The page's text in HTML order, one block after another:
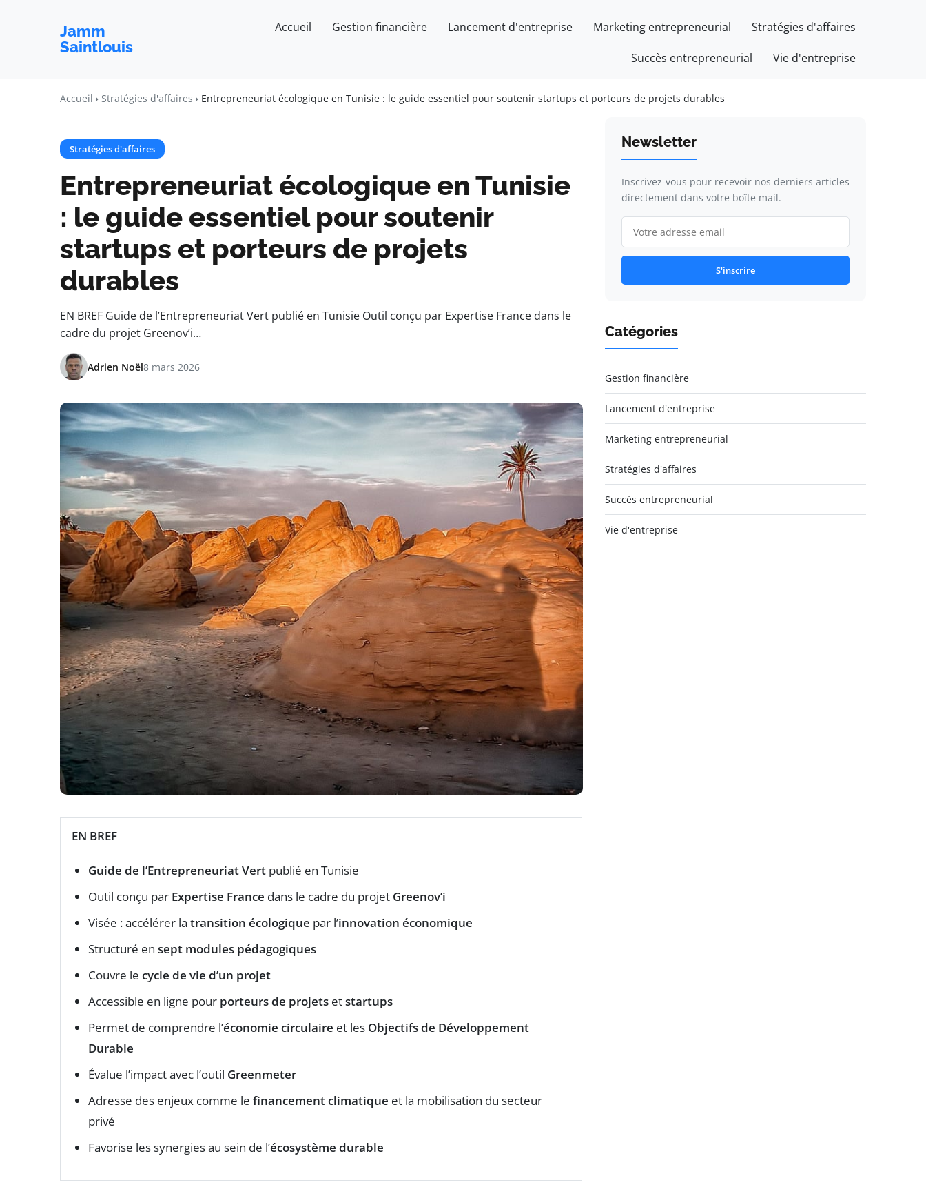
Jamm
Saintlouis
Accueil Gestion financière Lancement d'entreprise Marketing entrepreneurial Stratégies d'affaires
Succès entrepreneurial Vie d'entreprise
Accueil Stratégies d'affaires Entrepreneuriat écologique en Tunisie : le guide essentiel pour soutenir startups et porteurs de projets durables
Stratégies d'affaires
Entrepreneuriat écologique en Tunisie
: le guide essentiel pour soutenir
startups et porteurs de projets
durables
EN BREF Guide de l’Entrepreneuriat Vert publié en Tunisie Outil conçu par Expertise France dans le
cadre du projet Greenov’i…
Adrien Noël8 mars 2026
EN BREF
Guide de l’Entrepreneuriat Vert publié en Tunisie
Outil conçu par Expertise France dans le cadre du projet Greenov’i
Visée : accélérer la transition écologique par l’innovation économique
Structuré en sept modules pédagogiques
Couvre le cycle de vie d’un projet
Accessible en ligne pour porteurs de projets etstartups
Permet de comprendre l’économie circulaire et les Objectifs de Développement
Durable
Évalue l’impact avec l’outil Greenmeter
Adresse des enjeux comme le financement climatique et la mobilisation du secteur
privé
Favorise les synergies au sein de l’écosystème durable
Newsletter
Inscrivez-vous pour recevoir nos derniers articles
directement dans votre boîte mail.
S'inscrire
Catégories
Gestion financière
Lancement d'entreprise
Marketing entrepreneurial
Stratégies d'affaires
Succès entrepreneurial
Vie d'entreprise